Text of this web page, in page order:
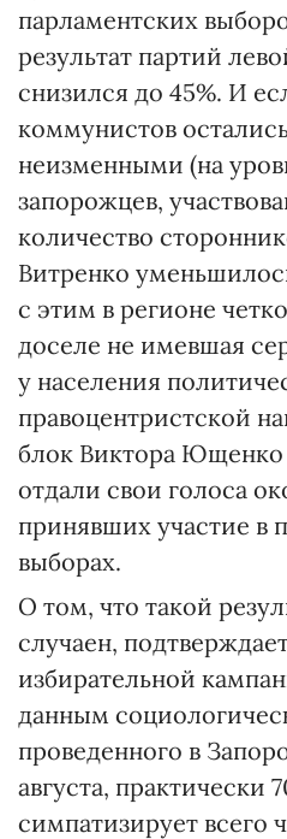
парламентских
результат партий
снизился до 45%. И
коммунистов
неизменными (на
запорожцев,
количество
Витренко
с этим в регионе
доселе не имевшая
у населения
правоцентристской
блок Виктора
отдали свои голоса
принявших участие в
выборах.
О том, что такой
случаен,
избирательной
данным
проведенного в
августа, практически
симпатизирует всего